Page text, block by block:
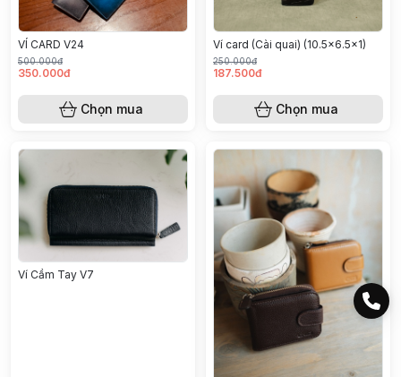
VÍ CARD V24
500.000đ
350.000đ
Chọn mua
Ví card (Cài quai) (10.5x6.5x1)
250.000đ
187.500đ
Chọn mua
Ví Cầm Tay V7